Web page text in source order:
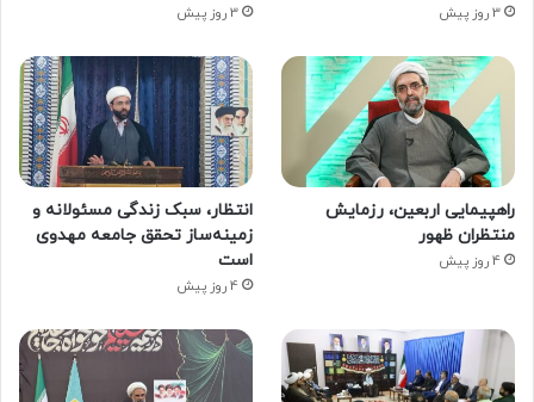
3 روز پیش 3 روز پیش
راهپیمایی اربعین، رزمایش
منتظران ظهور
4 روز پیش
انتظار، سبک زندگی مسئولانه و
زمینه‌ساز تحقق جامعه مهدوی
است
4 روز پیش